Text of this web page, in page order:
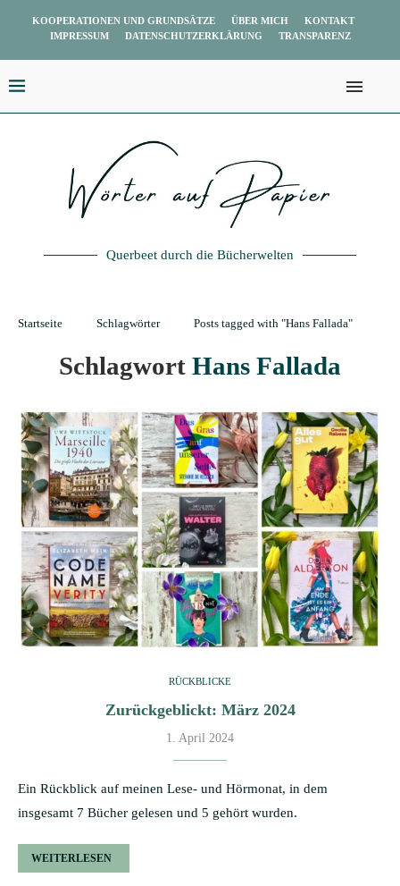
KOOPERATIONEN UND GRUNDSÄTZE ÜBER MICH
KONTAKT
IMPRESSUM
DATENSCHUTZERKLÄRUNG TRANSPARENZ
Querbeet durch die Bücherwelten
Startseite Schlagwörter Posts tagged with "Hans Fallada"
Schlagwort Hans Fallada
RÜCKBLICKE
Zurückgeblickt: März 2024
1. April 2024
Ein Rückblick auf meinen Lese- und Hörmonat, in dem
insgesamt 7 Bücher gelesen und 5 gehört wurden.
WEITERLESEN